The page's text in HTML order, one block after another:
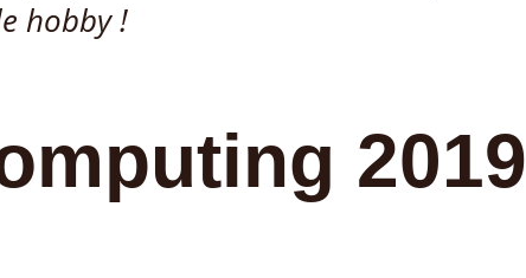
hobby !
2019